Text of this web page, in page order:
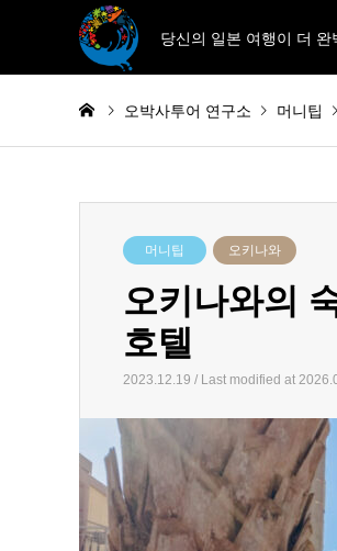
당신의 일본 여행이 더
오박사투어 연구소 머니팁
머니팁 오키나와
오키나와의
호텔
2023.12.19 / Last modified at